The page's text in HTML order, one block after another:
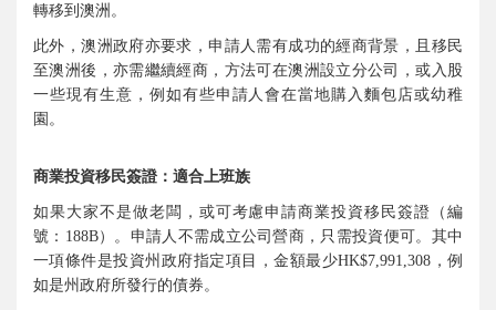
轉移到澳洲。
此外，澳洲政府亦要求，申請人需有成功的經商背景，且移民
至澳洲後，亦需繼續經商，方法可在澳洲設立分公司，或入股
一些現有生意，例如有些申請人會在當地購入麵包店或幼稚
園。
商業投資移民簽證：適合上班族
如果大家不是做老闆，或可考慮申請商業投資移民簽證（編
號：188B）。申請人不需成立公司營商，只需投資便可。其中
一項條件是投資州政府指定項目，金額最少HK$7,991,308，例
如是州政府所發行的債券。